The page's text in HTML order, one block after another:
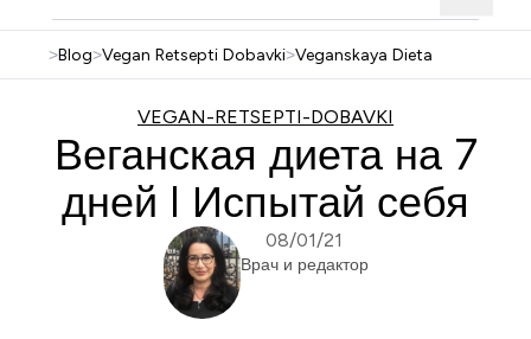
>Blog>Vegan Retsepti Dobavki>Veganskaya Dieta
VEGAN-RETSEPTI-DOBAVKI
Веганская диета на 7
дней I Испытай себя
08/01/21
Врач и редактор